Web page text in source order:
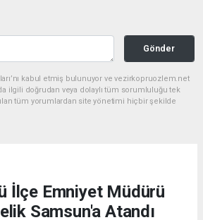
Gönder
kabul etmiş bulunuyor ve vezirkopruozlem.net
ilgili doğrudan veya dolaylı tüm sorumluluğu tek
tüm yorumlardan site yönetimi hiçbir şekilde
İlçe Emniyet Müdürü
Samsun'a Atandı